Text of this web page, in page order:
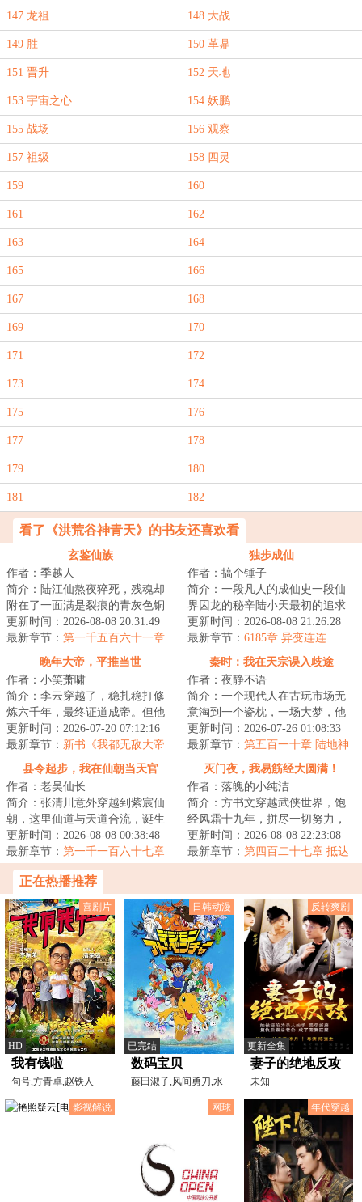
147 龙祖 148 大战
149 胜 150 革鼎
151 晋升 152 天地
153 宇宙之心 154 妖鹏
155 战场 156 观察
157 祖级 158 四灵
159 160
161 162
163 164
165 166
167 168
169 170
171 172
173 174
175 176
177 178
179 180
181 182
看了《洪荒谷神青天》的书友还喜欢看
玄鉴仙族
作者：季越人
简介：陆江仙熬夜猝死，残魂却
附在了一面满是裂痕的青灰色铜
镜上，飘落到了浩瀚无垠的修仙
世界。凶险难测...
更新时间：2026-08-08 20:31:49
最新章节： 第一千五百六十一章
独步成仙
作者：搞个锤子
简介：一段凡人的成仙史一段仙
界囚龙的秘辛陆小天最初的追求
不过是踏上永生的仙道，但披荆
斩棘得偿所愿之...
更新时间：2026-08-08 21:26:28
最新章节： 6185章 异变连连
晚年大帝，平推当世
作者：小笑萧啸
简介：李云穿越了，稳扎稳打修
炼六千年，最终证道成帝。但他
是一个很平庸的大帝。平不掉禁
区，打不穿仙域...
更新时间：2026-07-20 07:12:16
最新章节： 新书《我都无敌大帝
了，还要短板补强？》
秦时：我在天宗误入歧途
作者：夜静不语
简介：一个现代人在古玩市场无
意淘到一个瓷枕，一场大梦，他
的灵魂穿越到了一个战火纷飞的
年代，这里诸子...
更新时间：2026-07-26 01:08:33
最新章节： 第五百一十章 陆地神
仙，乐土（完）
县令起步，我在仙朝当天官
作者：老吴仙长
简介：张清川意外穿越到紫宸仙
朝，这里仙道与天道合流，诞生
仙朝天官，执天道权柄、代天道
牧羊，为仙道共...
更新时间：2026-08-08 00:38:48
最新章节： 第一千一百六十七章
赤星界墓，界墓魔主！
灭门夜，我易筋经大圆满！
作者：落魄的小纯洁
简介：方书文穿越武侠世界，饱
经风霜十九年，拼尽一切努力，
却无缘武功大成，只能成为周家
的一个小小护院...
更新时间：2026-08-08 22:23:08
最新章节： 第四百二十七章 抵达
正在热播推荐
喜剧片
HD
我有钱啦
句号,方青卓,赵铁人
日韩动漫
已完结
数码宝贝
藤田淑子,风间勇刀,水
谷优子,天神有海,前田
反转爽剧
更新全集
妻子的绝地反攻
未知
影视解说 网球 年代穿越